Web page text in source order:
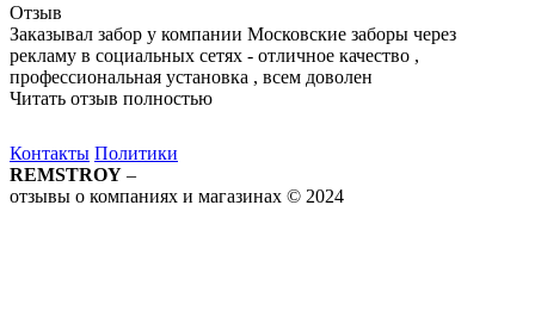
Отзыв
Заказывал забор у компании Московские заборы через
рекламу в социальных сетях - отличное качество ,
профессиональная установка , всем доволен
Читать отзыв полностью
Контакты Политики
REMSTROY –
отзывы о компаниях и магазинах © 2024